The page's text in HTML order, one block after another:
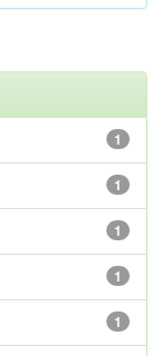
1
1
1
1
1